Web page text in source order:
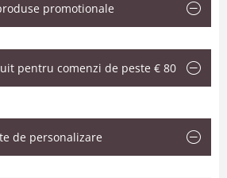
promotionale
pentru comenzi de peste € 80
de personalizare